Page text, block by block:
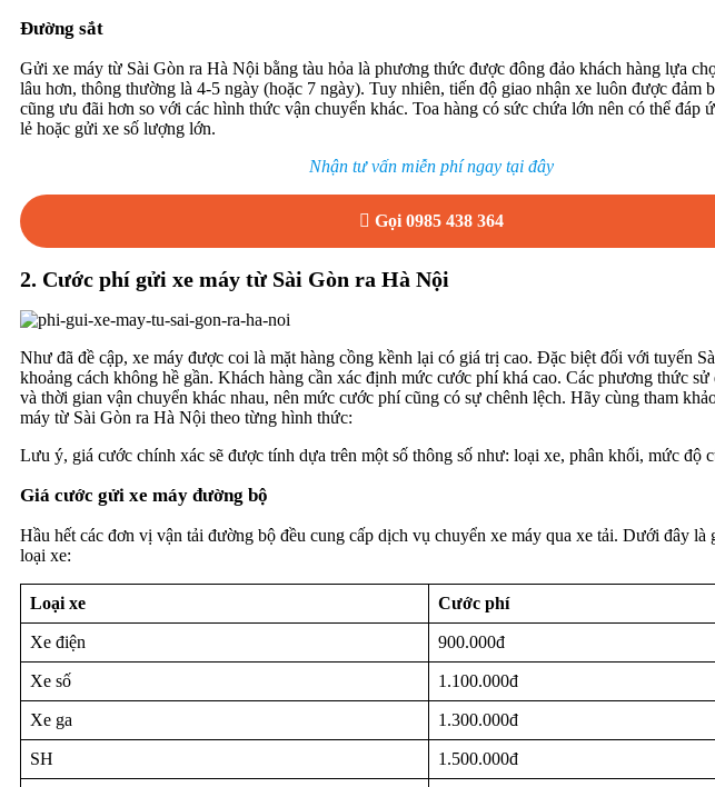
Đường sắt
Gửi xe máy từ Sài Gòn ra Hà Nội bằng tàu hỏa là phương thức được đông đảo khách hàng lựa
lâu hơn, thông thường là 4-5 ngày (hoặc 7 ngày). Tuy nhiên, tiến độ giao nhận xe luôn được đảm
cũng ưu đãi hơn so với các hình thức vận chuyển khác. Toa hàng có sức chứa lớn nên có thể đáp
lẻ hoặc gửi xe số lượng lớn.
Nhận tư vấn miễn phí ngay tại đây
Gọi 0985 438 364
2. Cước phí gửi xe máy từ Sài Gòn ra Hà Nội
Như đã đề cập, xe máy được coi là mặt hàng cồng kềnh lại có giá trị cao. Đặc biệt đối với tuyến
khoảng cách không hề gần. Khách hàng cần xác định mức cước phí khá cao. Các phương thức
và thời gian vận chuyển khác nhau, nên mức cước phí cũng có sự chênh lệch. Hãy cùng tham
máy từ Sài Gòn ra Hà Nội theo từng hình thức:
Lưu ý, giá cước chính xác sẽ được tính dựa trên một số thông số như: loại xe, phân khối, mức độ
Giá cước gửi xe máy đường bộ
Hầu hết các đơn vị vận tải đường bộ đều cung cấp dịch vụ chuyển xe máy qua xe tải. Dưới đây là
loại xe:
Loại xe Cước phí
Xe điện 900.000đ
Xe số 1.100.000đ
Xe ga 1.300.000đ
SH 1.500.000đ